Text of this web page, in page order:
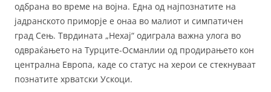
одбрана во време на војна. Една од најпознатите на
јадранското приморје е онаа во малиот и симпатичен
град Сењ. Тврдината „Нехај“ одиграла важна улога во
одвраќањето на Турците-Османлии од продирањето кон
централна Европа, каде со статус на херои се стекнуваат
познатите хрватски Ускоци.